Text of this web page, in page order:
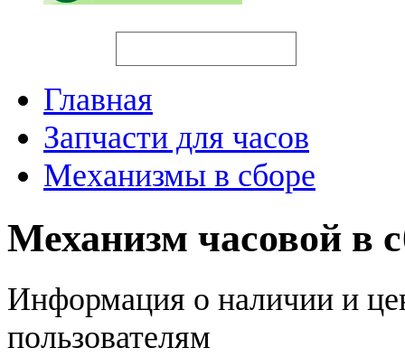
Главная
Запчасти для часов
Механизмы в сборе
Механизм часовой в
Информация о наличии и
пользователям